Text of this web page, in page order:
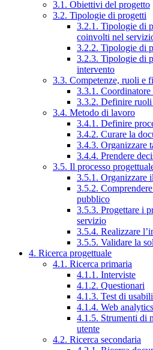
3.1. Obiettivi del progetto
3.2. Tipologie di progetti
3.2.1. Tipologie di
coinvolti nel
3.2.2. Tipologie di
3.2.3. Tipologie di
intervento
3.3. Competenze, ruoli e
3.3.1.
3.3.2. Definire ruoli
3.4. Metodo di lavoro
3.4.1. Definire
3.4.2. Curare la
3.4.3. Organizzare
3.4.4. Prendere
3.5. Il processo
3.5.1. Organizzare
3.5.2.
pubblico
3.5.3. Progettare i
servizio
3.5.4. Realizzare
3.5.5. Validare la
4. Ricerca progettuale
4.1. Ricerca primaria
4.1.1. Interviste
4.1.2. Questionari
4.1.3. Test di
4.1.4. Web analytics
4.1.5. Strumenti di
utente
4.2. Ricerca secondaria